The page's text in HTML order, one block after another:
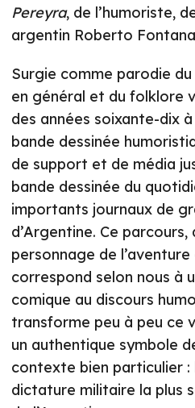
Pereyra, de l’humoriste,
argentin Roberto
Surgie comme parodie
en général et du folklore
des années soixante-dix
bande dessinée
de support et de média
bande dessinée du
importants journaux de
d’Argentine. Ce parcours,
personnage de
correspond selon nous à
comique au discours
transforme peu à peu ce
un authentique symbole
contexte bien particulier :
dictature militaire la plus